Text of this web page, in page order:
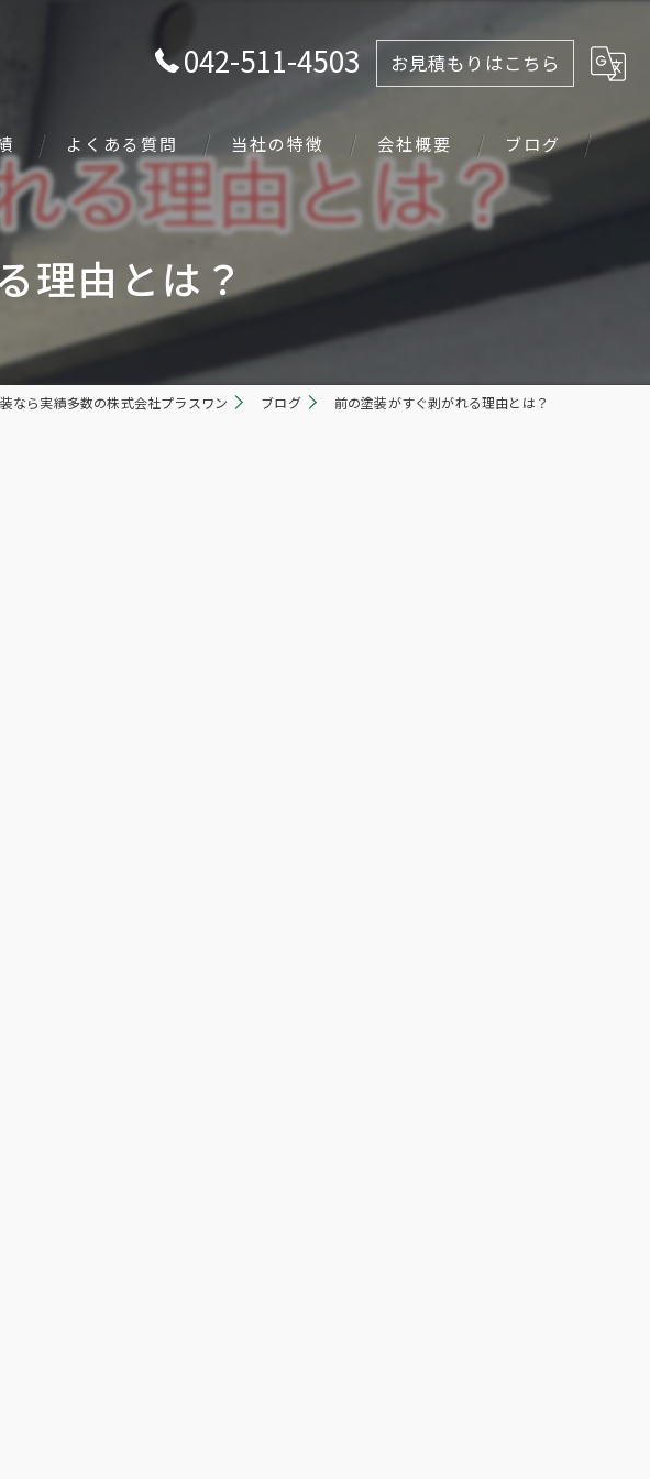
042-511-4503 お見積もりはこちら
よくある質問 当社の特徴
塗り替え
戸建て
足場
会社概要 ブログ
理由とは？
なら実績多数の株式会社プラスワン ブログ 前の塗装がすぐ剥がれる理由とは？